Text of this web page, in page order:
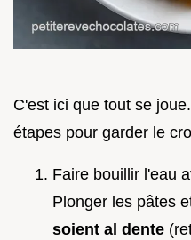
C'est ici que tout se
étapes pour garder le
Faire bouillir l'eau
Plonger les pâtes
soient al dente